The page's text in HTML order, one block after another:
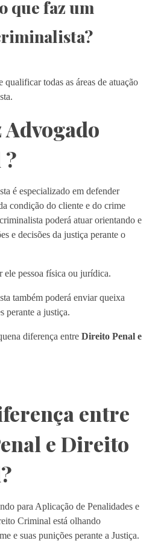
que faz um
qualificar todas as áreas de atuação
Advogado
é especializado em defender
condição do cliente e do crime
poderá atuar orientando e
e decisões da justiça perante o
ele pessoa física ou jurídica.
também poderá enviar queixa
perante a justiça.
diferença entre Direito Penal e
entre
e Direito
para Aplicação de Penalidades e
Criminal está olhando
e suas punições perante a Justiça.